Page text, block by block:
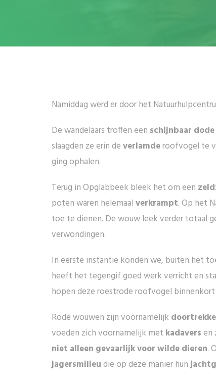
Namiddag werd er door het
De wandelaars troffen een schijnbaar
slaagden ze erin deverlamderoofvogel te
ging ophalen.
Terug in Opglabbeek bleek het om een
poten waren helemaalverkrampt. Op het
toe te dienen. De wouw leek verder totaal
verwondingen.
In eerste instantie konden we, buiten het
heeft het tegengif goed werk verricht en
hopen deze roestrode roofvogel
Rode wouwen zijn voornamelijk
voeden zich voornamelijk met kadaversen
niet alleen gevaarlijk voor wilde dieren.
jagersmilieudie op deze manier hun